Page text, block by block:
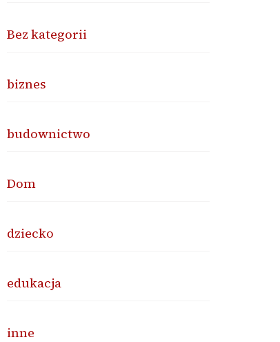
Bez kategorii
biznes
budownictwo
Dom
dziecko
edukacja
inne